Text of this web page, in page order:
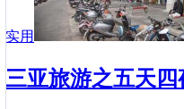
实用
三亚旅游之五天